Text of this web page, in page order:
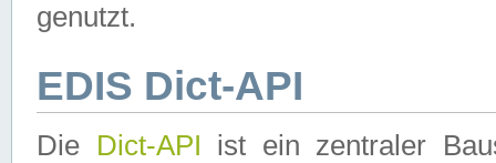
genutzt.
EDIS Dict-API
Die Dict-API ist ein zentraler